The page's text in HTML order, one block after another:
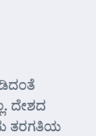
ದೇಶದ
ತರಗತಿಯ